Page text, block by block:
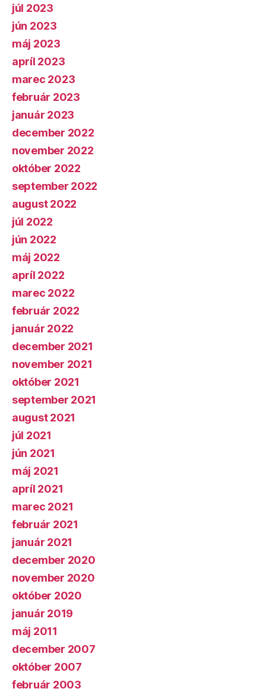
júl 2023
jún 2023
máj 2023
apríl 2023
marec 2023
február 2023
január 2023
december 2022
november 2022
október 2022
september 2022
august 2022
júl 2022
jún 2022
máj 2022
apríl 2022
marec 2022
február 2022
január 2022
december 2021
november 2021
október 2021
september 2021
august 2021
júl 2021
jún 2021
máj 2021
apríl 2021
marec 2021
február 2021
január 2021
december 2020
november 2020
október 2020
január 2019
máj 2011
december 2007
október 2007
február 2003